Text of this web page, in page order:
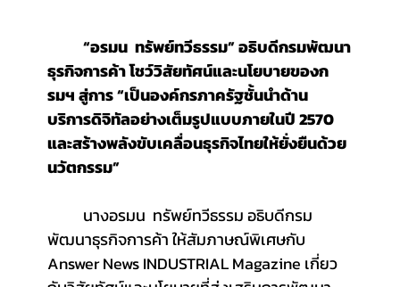
	“อรมน  ทรัพย์ทวีธรรม”
อธิบดีกรมพัฒนา
ธุรกิจการค้า โชว์วิสัยทัศน์และนโยบายของก
รมฯ สู่การ“เป็นองค์กรภาครัฐชั้นนำด้าน
บริการดิจิทัลอย่างเต็มรูปแบบภายในปี 2570
และสร้างพลังขับเคลื่อนธุรกิจไทยให้ยั่งยืนด้วย
นวัตกรรม”
พัฒนาธุรกิจการค้า ให้สัมภาษณ์พิเศษกับ
Answer News INDUSTRIAL Magazine เกี่ยว